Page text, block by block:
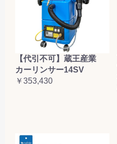
【代引不可】蔵王産業
カーリンサー14SV
￥353,430